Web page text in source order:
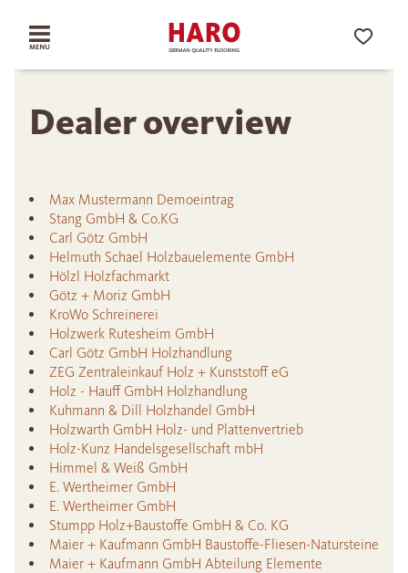
Dealer overview
Max Mustermann Demoeintrag
Stang GmbH & Co.KG
Carl Götz GmbH
Helmuth Schael Holzbauelemente GmbH
Hölzl Holzfachmarkt
Götz + Moriz GmbH
KroWo Schreinerei
Holzwerk Rutesheim GmbH
Carl Götz GmbH Holzhandlung
ZEG Zentraleinkauf Holz + Kunststoff eG
Holz - Hauff GmbH Holzhandlung
Kuhmann & Dill Holzhandel GmbH
Holzwarth GmbH Holz- und Plattenvertrieb
Holz-Kunz Handelsgesellschaft mbH
Himmel & Weiß GmbH
E. Wertheimer GmbH
E. Wertheimer GmbH
Stumpp Holz+Baustoffe GmbH & Co. KG
Maier + Kaufmann GmbH Baustoffe-Fliesen-Natursteine
Maier + Kaufmann GmbH Abteilung Elemente